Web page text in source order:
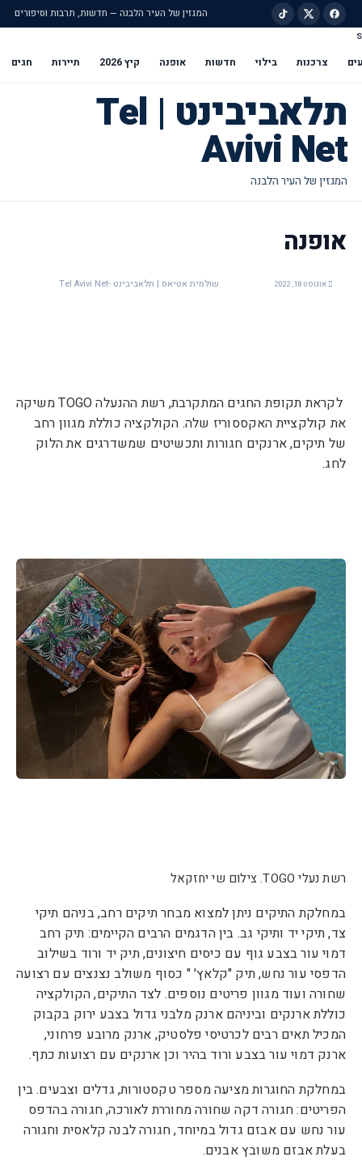
המגזין של העיר הלבנה — חדשות, תרבות וסיפורים
s
צרכנות בילוי חדשות אופנה קיץ 2026 תיירות חגים
תלאביבינט | Tel
Avivi Net
אופנה
אוגוסט 18, 2022 שולמית אטיאס | תלאביבינט -Tel Avivi Net
לקראת תקופת החגים המתקרבת, רשת ההנעלהTOGOמשיקה
את קולקציית האקססוריז שלה. הקולקציה כוללת מגוון רחב
של תיקים, ארנקים חגורות ותכשיטים שמשדרגים את הלוק
לחג.
רשת נעלי TOGO. צילום שי יחזקאל
במחלקת התיקים ניתן למצוא מבחר תיקים רחב, בניהם תיקי
צד, תיקי יד ותיקי גב. בין הדגמים הרבים הקיימים: תיק רחב
דמוי עור בצבע גוף עם כיסים חיצונים, תיק יד ורוד בשילוב
הדפסי עור נחש, תיק "קלאץ' " כסוף משולב נצנצים עם רצועה
שחורה ועוד מגוון פריטים נוספים. לצד התיקים, הקולקציה
כוללת ארנקים וביניהם ארנק מלבני גדול בצבע ירוק בקבוק
המכיל תאים רבים לכרטיסי פלסטיק, ארנק מרובע פרחוני,
ארנק דמוי עור בצבע ורוד בהיר וכן ארנקים עם רצועות כתף.
במחלקת החוגרות מציעה מספר טקסטורות, גדלים וצבעים. בין
הפריטים: חגורה דקה שחורה מחוררת לאורכה, חגורה בהדפס
עור נחש עם אבזם גדול במיוחד, חגורה לבנה קלאסית וחגורה
בעלת אבזם משובץ אבנים.